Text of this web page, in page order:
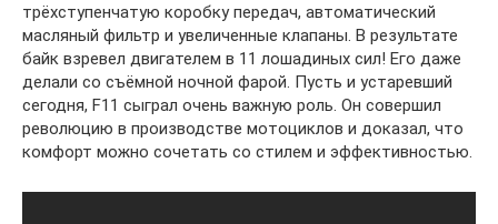
трёхступенчатую коробку передач, автоматический
масляный фильтр и увеличенные клапаны. В результате
байк взревел двигателем в 11 лошадиных сил! Его даже
делали со съёмной ночной фарой. Пусть и устаревший
сегодня, F11 сыграл очень важную роль. Он совершил
революцию в производстве мотоциклов и доказал, что
комфорт можно сочетать со стилем и эффективностью.